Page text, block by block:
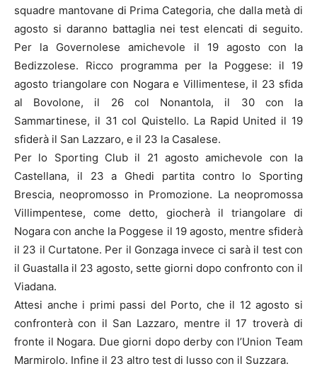
squadre mantovane di Prima Categoria, che dalla metà di
agosto si daranno battaglia nei test elencati di seguito.
Per la Governolese amichevole il 19 agosto con la
Bedizzolese. Ricco programma per la Poggese: il 19
agosto triangolare con Nogara e Villimentese, il 23 sfida
al Bovolone, il 26 col Nonantola, il 30 con la
Sammartinese, il 31 col Quistello. La Rapid United il 19
sfiderà il San Lazzaro, e il 23 la Casalese.
Per lo Sporting Club il 21 agosto amichevole con la
Castellana, il 23 a Ghedi partita contro lo Sporting
Brescia, neopromosso in Promozione. La neopromossa
Villimpentese, come detto, giocherà il triangolare di
Nogara con anche la Poggese il 19 agosto, mentre sfiderà
il 23 il Curtatone. Per il Gonzaga invece ci sarà il test con
il Guastalla il 23 agosto, sette giorni dopo confronto con il
Viadana.
Attesi anche i primi passi del Porto, che il 12 agosto si
confronterà con il San Lazzaro, mentre il 17 troverà di
fronte il Nogara. Due giorni dopo derby con l’Union Team
Marmirolo. Infine il 23 altro test di lusso con il Suzzara.